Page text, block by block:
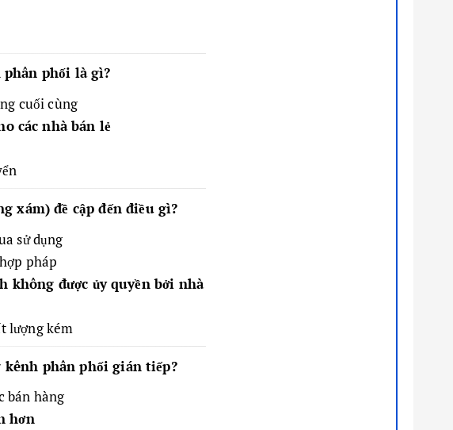
phối là gì?
cuối cùng
các nhà bán lẻ
xám) đề cập đến điều gì?
sử dụng
pháp
không được ủy quyền bởi nhà
lượng kém
phân phối gián tiếp?
bán hàng
hơn